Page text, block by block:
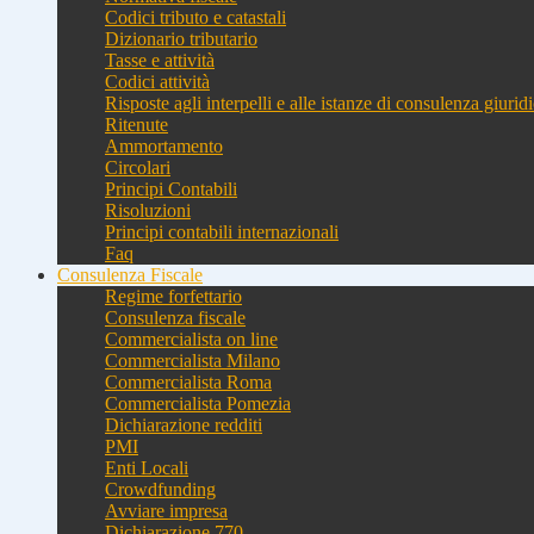
Codici tributo e catastali
Dizionario tributario
Tasse e attività
Codici attività
Risposte agli interpelli e alle istanze di consulenza
Ritenute
Ammortamento
Circolari
Principi Contabili
Risoluzioni
Principi contabili internazionali
Faq
Consulenza Fiscale
Regime forfettario
Consulenza fiscale
Commercialista on line
Commercialista Milano
Commercialista Roma
Commercialista Pomezia
Dichiarazione redditi
PMI
Enti Locali
Crowdfunding
Avviare impresa